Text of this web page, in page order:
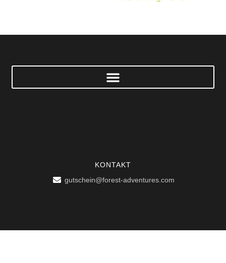
KONTAKT
gutschein@forest-adventures.com